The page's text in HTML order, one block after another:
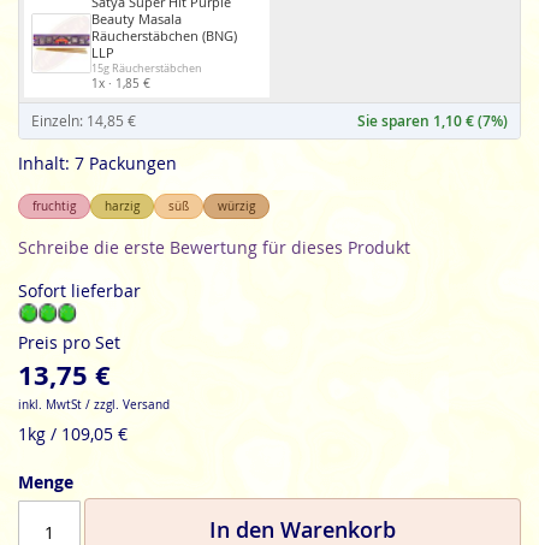
Beauty Masala
Räucherstäbchen (BNG)
LLP
15g Räucherstäbchen
1x · 1,85 €
Einzeln: 14,85 € Sie sparen 1,10 € (7%)
Inhalt: 7 Packungen
fruchtig harzig süß würzig
Schreibe die erste Bewertung für dieses Produkt
Sofort lieferbar
Preis pro Set
13,75 €
inkl. MwtSt / zzgl. Versand
1kg / 109,05 €
Menge
In den Warenkorb